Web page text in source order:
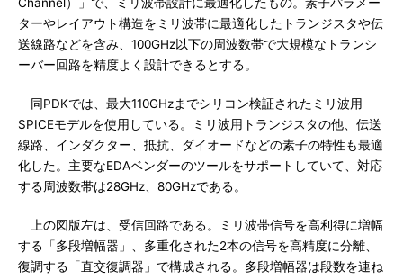
ターやレイアウト構造をミリ波帯に最適化したトランジスタや伝
送線路などを含み、100GHz以下の周波数帯で大規模なトランシ
ーバー回路を精度よく設計できるとする。
同PDKでは、最大110GHzまでシリコン検証されたミリ波用
SPICEモデルを使用している。ミリ波用トランジスタの他、伝送
線路、インダクター、抵抗、ダイオードなどの素子の特性も最適
化した。主要なEDAベンダーのツールをサポートしていて、対応
する周波数帯は28GHz、80GHzである。
上の図版左は、受信回路である。ミリ波帯信号を高利得に増幅
する「多段増幅器」、多重化された2本の信号を高精度に分離、
復調する「直交復調器」で構成される。多段増幅器は段数を連ね